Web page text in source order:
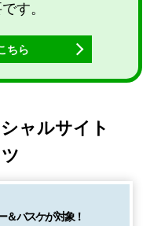
す。
ちら
ャルサイト
＆バスケが対象！